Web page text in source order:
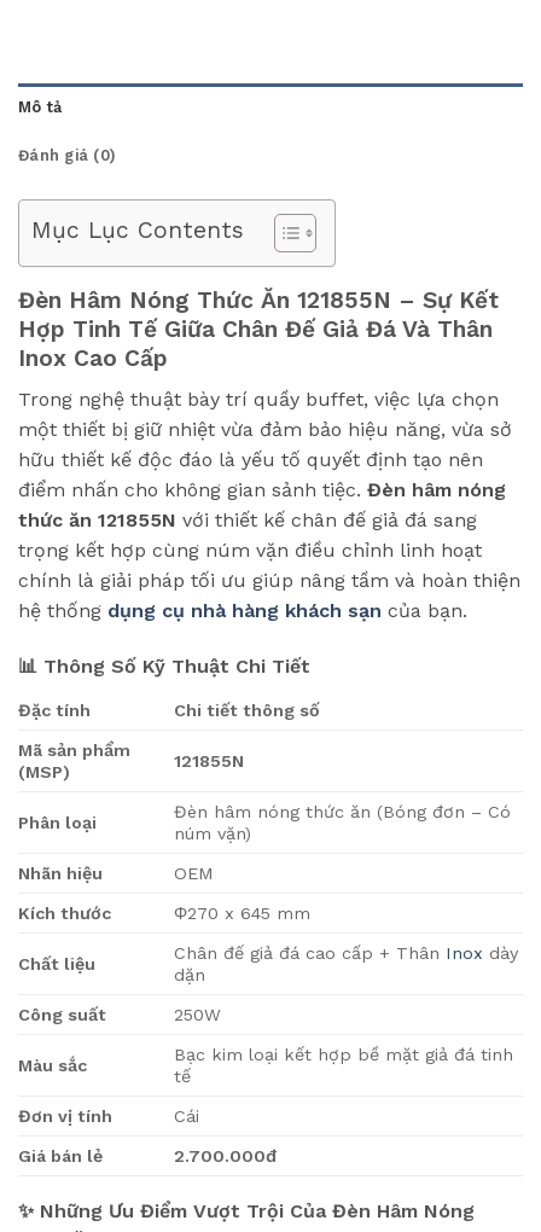
Mô tả
Đánh giá (0)
Mục Lục Contents
Đèn Hâm Nóng Thức Ăn 121855N – Sự Kết
Hợp Tinh Tế Giữa Chân Đế Giả Đá Và Thân
Inox Cao Cấp
Trong nghệ thuật bày trí quầy buffet, việc lựa chọn
một thiết bị giữ nhiệt vừa đảm bảo hiệu năng, vừa sở
hữu thiết kế độc đáo là yếu tố quyết định tạo nên
điểm nhấn cho không gian sảnh tiệc. Đèn hâm nóng
thức ăn 121855N với thiết kế chân đế giả đá sang
trọng kết hợp cùng núm vặn điều chỉnh linh hoạt
chính là giải pháp tối ưu giúp nâng tầm và hoàn thiện
hệ thống dụng cụ nhà hàng khách sạn của bạn.
📊 Thông Số Kỹ Thuật Chi Tiết
Đặc tính Chi tiết thông số
Mã sản phẩm
(MSP)
121855N
Phân loại
Đèn hâm nóng thức ăn (Bóng đơn – Có
núm vặn)
Nhãn hiệu OEM
Kích thước Φ270 x 645 mm
Chất liệu
Chân đế giả đá cao cấp + Thân Inox dày
dặn
Công suất 250W
Màu sắc
Bạc kim loại kết hợp bề mặt giả đá tinh
tế
Đơn vị tính Cái
Giá bán lẻ 2.700.000đ
✨ Những Ưu Điểm Vượt Trội Của Đèn Hâm Nóng